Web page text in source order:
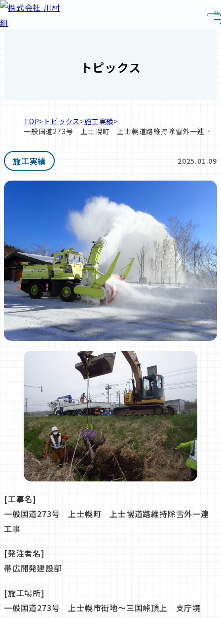
トピックス
TOP> トピックス>施工実績>
一般国道273号 上士幌町 上士幌道路維持除雪外一連工
施工実績 2025.01.09
[工事名]
一般国道273号 上士幌町 上士幌道路維持除雪外一連
工事
[発注者名]
帯広開発建設部
[施工場所]
一般国道273号 上士幌市街地～三国峠頂上 支庁境